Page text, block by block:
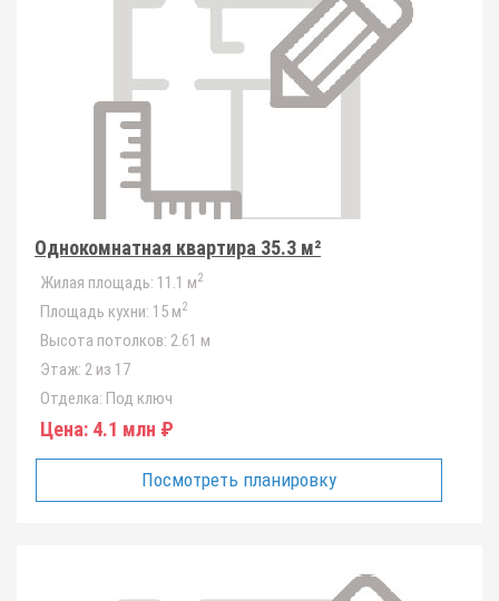
Однокомнатная квартира 35.3 м²
Жилая площадь: 11.1 м2
Площадь кухни: 15 м2
Высота потолков: 2.61 м
Этаж: 2 из 17
Отделка: Под ключ
Цена: 4.1 млн ₽
Посмотреть планировку